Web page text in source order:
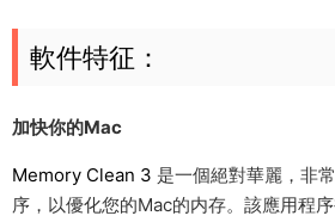
軟件特征：
加快你的Mac
Memory Clean 3 是一個絕對華麗，非
序，以優化您的Mac的内存。該應用程